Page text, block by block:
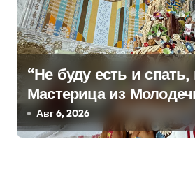
“Не буду есть и
Мастерица из
килограммовом
Дворца
Авг 6, 2026